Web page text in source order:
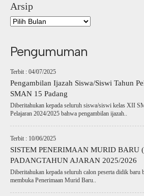
Arsip
Pengumuman
Terbit : 04/07/2025
Pengambilan Ijazah Siswa/Siswi Tahun
SMAN 15 Padang
Diberitahukan kepada seluruh siswa/siswi kelas XII
Pelajaran 2024/2025 bahwa pengambilan ijazah..
Terbit : 10/06/2025
SISTEM PENERIMAAN MURID BARU
PADANGTAHUN AJARAN 2025/2026
Diberitahukan kepada seluruh calon peserta didik
membuka Penerimaan Murid Baru..